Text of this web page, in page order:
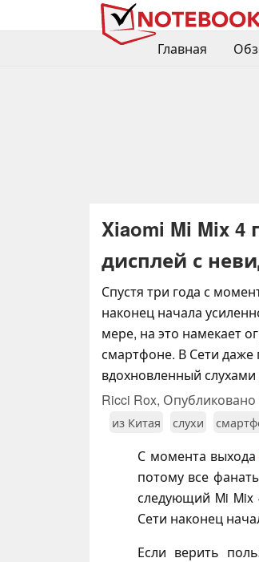
Главная
Xiaomi Mi Mix
дисплей с
Спустя три года с
наконец начала
мере, на это намекает
смартфоне. В Сети
вдохновленный
Ricci Rox, Опубликовано
из Китая
слухи
С момента выхода
потому все
следующий Mi Mix
Сети наконец
Если верить